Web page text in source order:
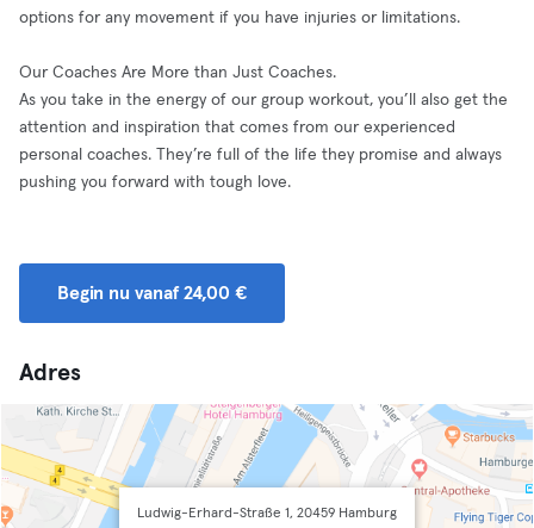
options for any movement if you have injuries or limitations.
Our Coaches Are More than Just Coaches.
As you take in the energy of our group workout, you’ll also get the
attention and inspiration that comes from our experienced
personal coaches. They’re full of the life they promise and always
pushing you forward with tough love.
Begin nu vanaf 24,00 €
Adres
Ludwig-Erhard-Straße 1, 20459 Hamburg